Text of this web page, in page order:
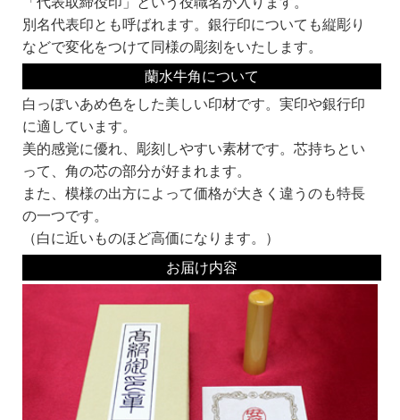
堂）
・彫刻文字 内文欄に役職名をお入れください。（例：代表取締役之印）
同じ系統でも名前が違うものは作家が違います。それぞれ線の太さなどに個性があ
ります。
お好みの書体をみつけてくださいね。
実印・銀行印にオススメ！
印鑑の文字の読みやすさより、偽造のしにくさや、風格を重視して選ぶとよいでし
ょう。
古印系：
認印に多く使われる書体。
文字の欠けや途切れの風味を加味した書体です。
ハネの形などに特徴がある書体です。
篆書体を書きやすくしたものとも言われます。
別名代表印とも呼ばれます。銀行印についても縦彫り
などで変化をつけて同様の彫刻をいたします。
蘭水牛角について
白っぽいあめ色をした美しい印材です。実印や銀行印
に適しています。
美的感覚に優れ、彫刻しやすい素材です。芯持ちとい
って、角の芯の部分が好まれます。
また、模様の出方によって価格が大きく違うのも特長
の一つです。
（白に近いものほど高価になります。）
お届け内容